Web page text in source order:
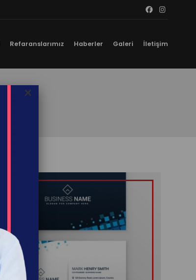
×
Refaranslarımız Haberler Galeri İletişim